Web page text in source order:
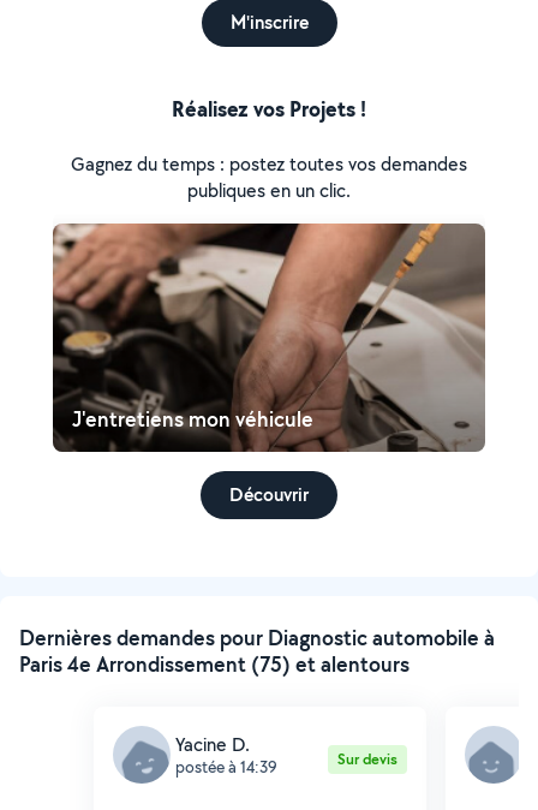
M'inscrire
Réalisez vos Projets !
Gagnez du temps : postez toutes vos demandes
publiques en un clic.
J'entretiens mon véhicule
Découvrir
Dernières demandes pour Diagnostic automobile à
Paris 4e Arrondissement (75) et alentours
Yacine D.
postée à 14:39 Sur devis